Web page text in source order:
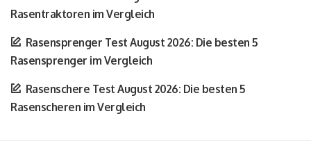
Rasentraktoren im Vergleich
Rasensprenger Test August 2026: Die besten 5
Rasensprenger im Vergleich
Rasenschere Test August 2026: Die besten 5
Rasenscheren im Vergleich